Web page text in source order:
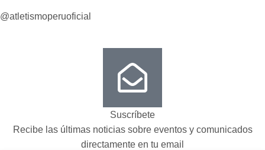
@atletismoperuoficial
Suscríbete
Recibe las últimas noticias sobre eventos y comunicados
directamente en tu email